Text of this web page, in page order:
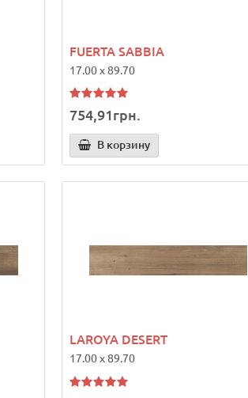
FUERTA SABBIA
17.00 x 89.70
754,91грн.
В корзину
LAROYA DESERT
17.00 x 89.70